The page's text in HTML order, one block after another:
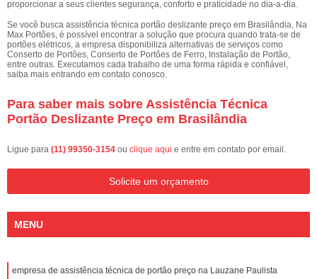
proporcionar a seus clientes segurança, conforto e praticidade no dia-a-dia.
Se você busca assistência técnica portão deslizante preço em Brasilândia, Na
Max Portões, é possível encontrar a solução que procura quando trata-se de
portões elétricos, a empresa disponibiliza alternativas de serviços como
Conserto de Portões, Conserto de Portões de Ferro, Instalação de Portão,
entre outras. Executamos cada trabalho de uma forma rápida e confiável,
saiba mais entrando em contato conosco.
Para saber mais sobre Assistência Técnica
Portão Deslizante Preço em Brasilândia
Ligue para (11) 99350-3154 ou clique aqui e entre em contato por email.
Solicite um orçamento
MENU
empresa de assistência técnica de portão preço na Lauzane Paulista